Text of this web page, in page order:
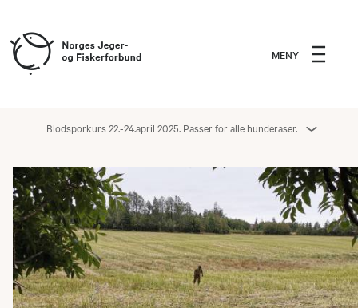
MENY
Blodsporkurs 22.-24.april 2025. Passer for alle hunderaser.